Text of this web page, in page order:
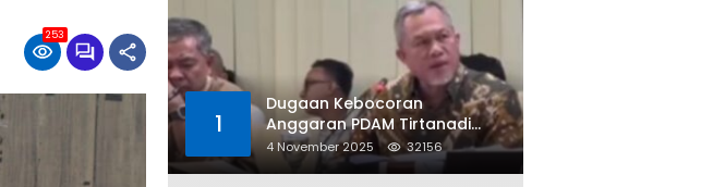
253
1
Dugaan Kebocoran
Anggaran PDAM Tirtanadi
Rp450 Miliar Per Tahun Tuai
Kritikan
4 November 2025 32156